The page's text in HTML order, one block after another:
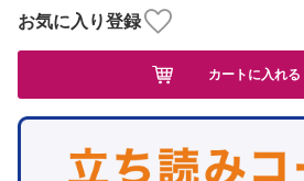
お気に入り登録
カートに入れる